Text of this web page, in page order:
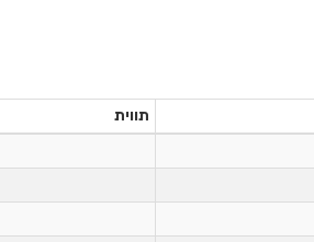
תווית